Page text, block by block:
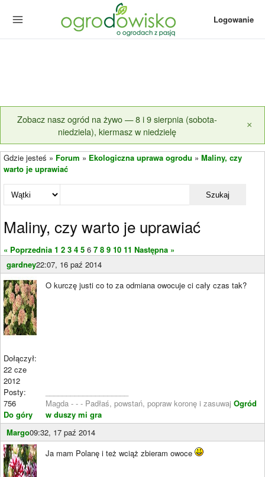
Logowanie
Zobacz nasz ogród na żywo — 8 i 9 sierpnia (sobota-
niedziela), kiermasz w niedzielę
×
Gdzie jesteś » Forum » Ekologiczna uprawa ogrodu » Maliny, czy
warto je uprawiać
Szukaj
Maliny, czy warto je uprawiać
« Poprzednia 1 2 3 4 5 6 7 8 9 10 11 Następna »
gardney22:07, 16 paź 2014
Dołączył:
22 cze
2012
Posty:
756
Do góry
O kurczę justi co to za odmiana owocuje ci cały czas tak?
Magda - - - Padłaś, powstań, popraw koronę i zasuwaj Ogród
w duszy mi gra
Margo09:32, 17 paź 2014
Ja mam Polanę i też wciąż zbieram owoce